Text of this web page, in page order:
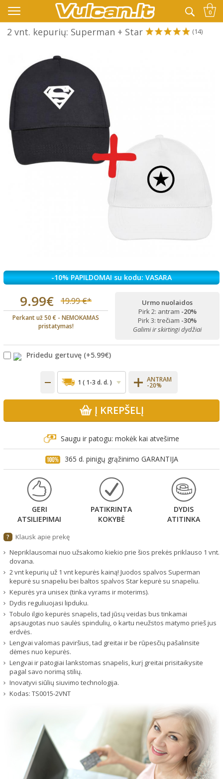
👉 -10% KODAS VISKAM PAPILDOMAI: VASARA 0
2 vnt. kepurių: Superman + Star (14)
-10% PAPILDOMAI su kodu: VASARA
9.99€ 19.99 €*
Perkant už 50 € - NEMOKAMAS
pristatymas!
Urmo nuolaidos
Pirk 2: antram -20%
Pirk 3: trečiam -30%
Galimi ir skirtingi dydžiai
Pridedu gertuvę (+5.99€)
ANTRAM
-20%
Į KREPŠELĮ
Saugu ir patogu: mokėk kai atvešime
365 d. pinigų grąžinimo GARANTIJA
GERI
ATSILIEPIMAI
PATIKRINTA
KOKYBĖ
DYDIS
ATITINKA
?
Klausk apie prekę
Nepriklausomai nuo užsakomo kiekio prie šios prekės priklauso 1 vnt.
dovana.
2 vnt kepurių už 1 vnt kepurės kainą! Juodos spalvos Superman
kepurė su snapeliu bei baltos spalvos Star kepurė su snapeliu.
Kepurės yra unisex (tinka vyrams ir moterims).
Dydis reguliuojasi lipduku.
Tobulo ilgio kepurės snapelis, tad jūsų veidas bus tinkamai
apsaugotas nuo saulės spindulių, o kartu neužstos matymo prieš jus
erdvės.
Lengvai valomas paviršius, tad greitai ir be rūpesčių pašalinsite
dėmes nuo kepurės.
Lengvai ir patogiai lankstomas snapelis, kurį greitai prisitaikysite
pagal savo norimą stilių.
Inovatyvi siūlių siuvimo technologija.
Kodas: TS0015-2VNT